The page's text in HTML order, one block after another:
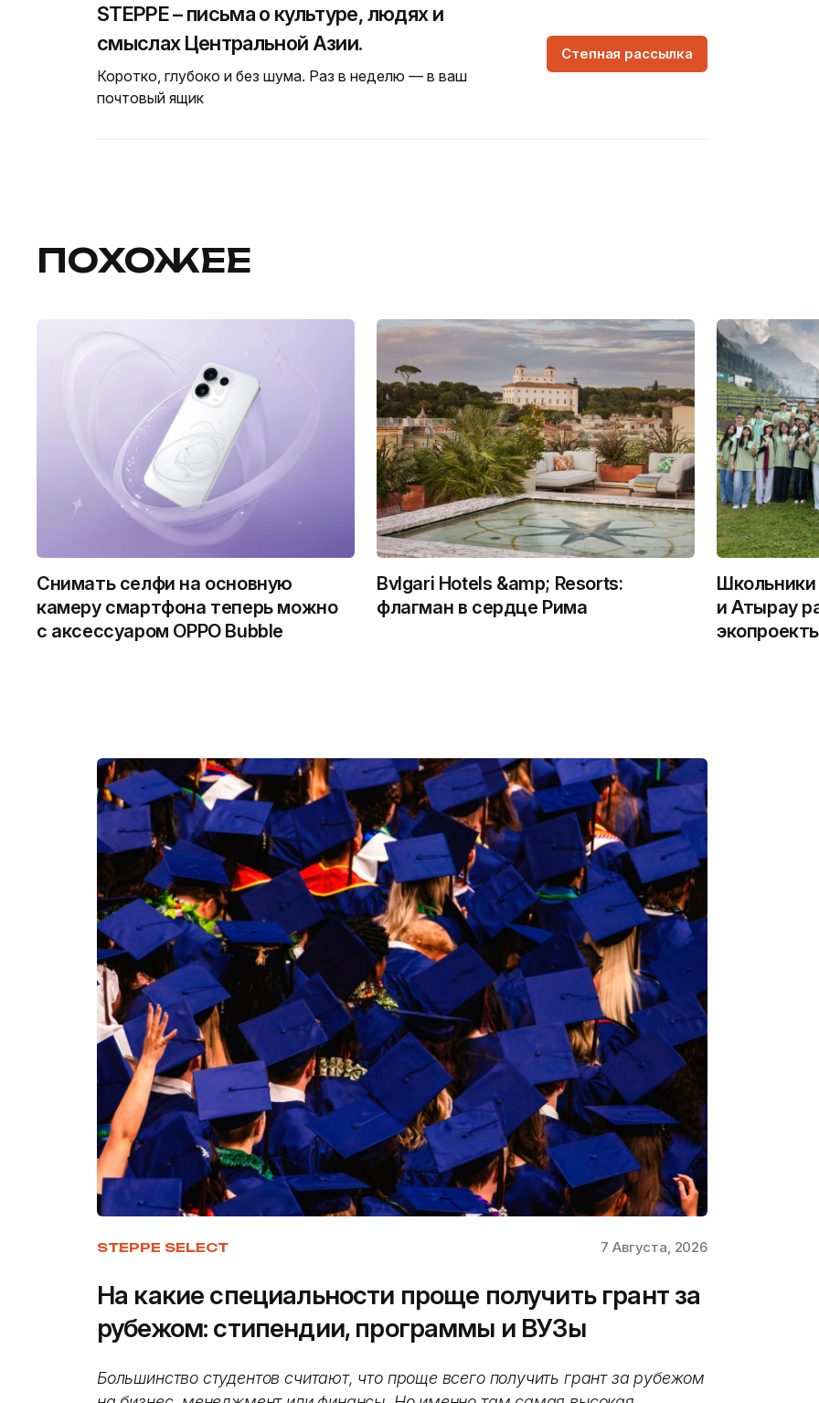
STEPPE – письма о культуре, людях и
смыслах Центральной Азии.
Коротко, глубоко и без шума. Раз в неделю — в ваш
почтовый ящик
Степная рассылка
ПОХОЖЕЕ
Снимать селфи на основную
камеру смартфона теперь можно
с аксессуаром OPPO Bubble
Bvlgari Hotels &amp; Resorts:
флагман в сердце Рима
и Атырау
STEPPE SELECT 7 Августа, 2026
На какие специальности проще получить грант за
рубежом: стипендии, программы и ВУЗы
Большинство студентов считают, что проще всего получить грант за рубежом